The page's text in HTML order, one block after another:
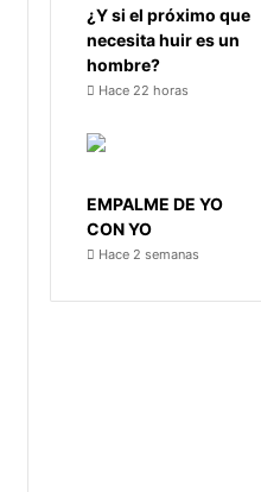
¿Y si el próximo que
necesita huir es un
hombre?
Hace 22 horas
EMPALME DE YO
CON YO
Hace 2 semanas